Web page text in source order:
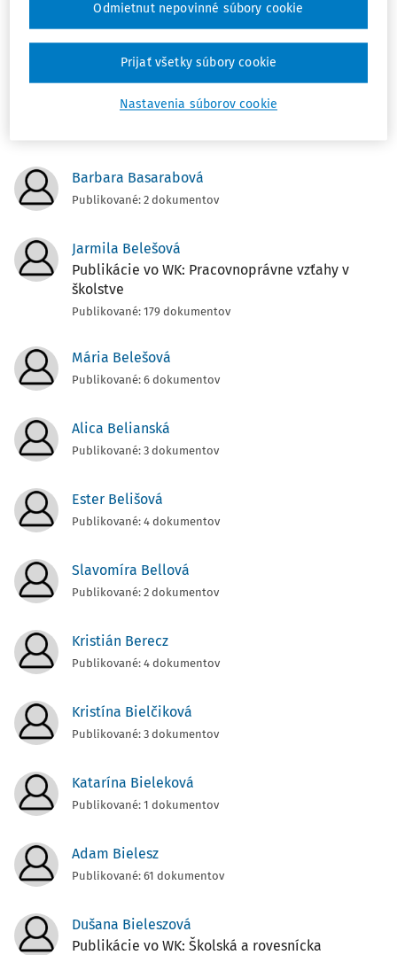
Andrea Baranovská
syndróm vyhorenia
Barbara Basarabová
Publikované: 2 dokumentov
Jarmila Belešová
Publikácie vo WK: Pracovnoprávne vzťahy v
školstve
Publikované: 179 dokumentov
Mária Belešová
Publikované: 6 dokumentov
Alica Belianská
Publikované: 3 dokumentov
Ester Belišová
Publikované: 4 dokumentov
Slavomíra Bellová
Publikované: 2 dokumentov
Kristián Berecz
Publikované: 4 dokumentov
Kristína Bielčiková
Publikované: 3 dokumentov
Katarína Bieleková
Publikované: 1 dokumentov
Adam Bielesz
Publikované: 61 dokumentov
Dušana Bieleszová
Publikácie vo WK: Školská a rovesnícka
Nastavenia súborov cookie
Odmietnut nepovinné súbory cookie
Prijať všetky súbory cookie